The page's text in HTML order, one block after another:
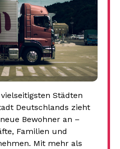
Städten
Deutschlands zieht
Bewohner an –
Familien und
Mit mehr als